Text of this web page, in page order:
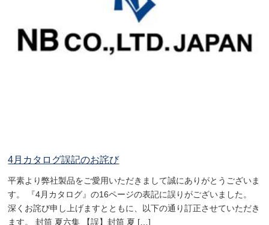
4月カタログ誤記のお詫び
平素より弊社製品をご愛用いただきまして誠にありがとうございま
す。 『4月カタログ』の16ページの表記に誤りがございました。
深くお詫び申し上げますとともに、以下の通り訂正させていただき
ます。 封筒 夏六集 【誤】封筒 夏 […]